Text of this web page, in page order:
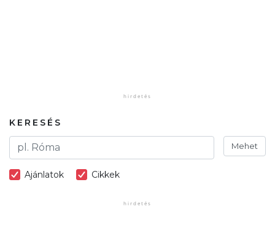
KERESÉS
Mehet
Ajánlatok Cikkek